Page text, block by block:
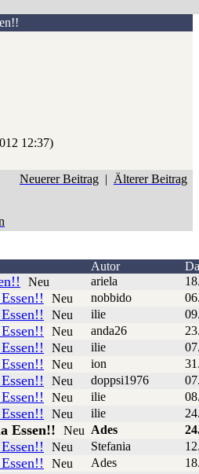
12:37)
Neuerer Beitrag | Älterer Beitrag
Autor
Neu ariela
Neu nobbido
Neu ilie
Neu anda26
Neu ilie
Neu ion
Neu doppsi1976
Neu ilie
Neu ilie
Essen!! Neu Ades
Neu Stefania
Neu Ades